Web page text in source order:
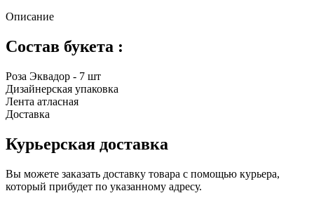
Описание
Состав букета :
Роза Эквадор - 7 шт
Дизайнерская упаковка
Лента атласная
Доставка
Курьерская доставка
Вы можете заказать доставку товара с помощью курьера,
который прибудет по указанному адресу.